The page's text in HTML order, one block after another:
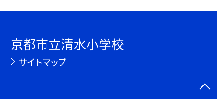
京都市立清水小学校
サイトマップ